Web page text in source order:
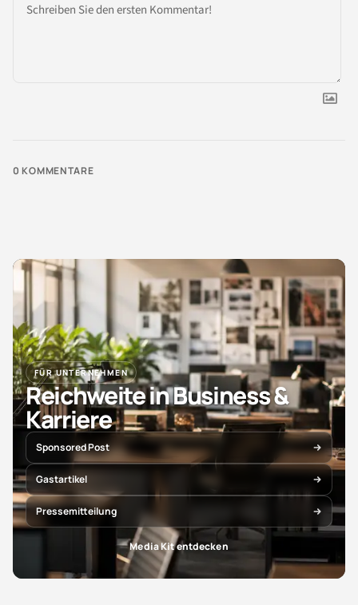
0 KOMMENTARE
FÜR UNTERNEHMEN
Reichweite in Business &
Karriere
Sponsored Post
Gastartikel
Pressemitteilung
Media Kit entdecken